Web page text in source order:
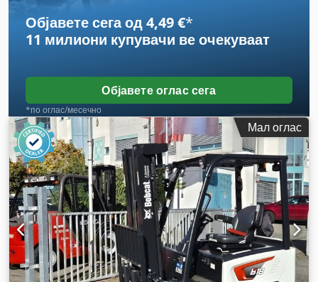
Објавете сега од 4,49 €*
11 милиони купувачи ве очекуваат
Објавете оглас сега
*по оглас/месечно
Мал оглас